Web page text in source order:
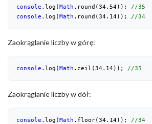
console .log(Math .round(34.54)); //35
console .log(Math .round(34.14)); //34
Zaokrąglanie liczby w górę:
console .log(Math .ceil(34.14)); //35
Zaokrąglanie liczby w dół:
console .log(Math .floor(34.14)); //34